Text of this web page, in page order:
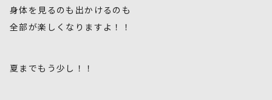
身体を見るのも出かけるのも
全部が楽しくなりますよ！！
夏までもう少し！！